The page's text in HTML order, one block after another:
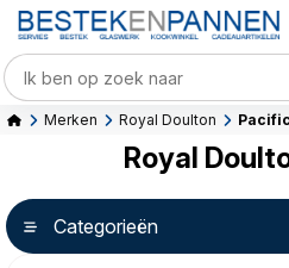
Merken Royal Doulton Pacific
Royal
Categorieën